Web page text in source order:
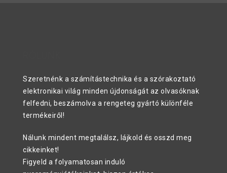
Szeretnénk a számítástechnika és a szórakoztató
elektronikai világ minden újdonságát az olvasóknak
felfedni, beszámolva a rengeteg gyártó különféle
termékeiről!
Nálunk mindent megtalálsz, lájkold és osszd meg
cikkeinket!
Figyeld a folyamatosan induló